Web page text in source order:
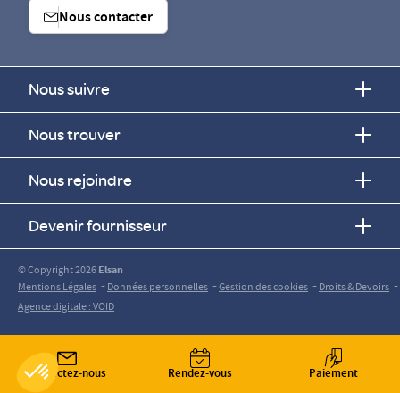
Contactez-nous Rendez-vous Paiement
Nous contacter
Nous suivre
Nous trouver
Nous rejoindre
Devenir fournisseur
© Copyright 2026Elsan
Mentions Légales -Données personnelles -Gestion des cookies -Droits & Devoirs -
Agence digitale : VOID